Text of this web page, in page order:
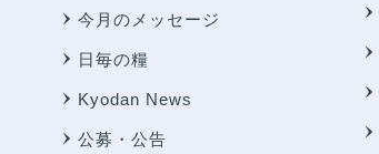
今月のメッセージ
日毎の糧
Kyodan News
公募・公告